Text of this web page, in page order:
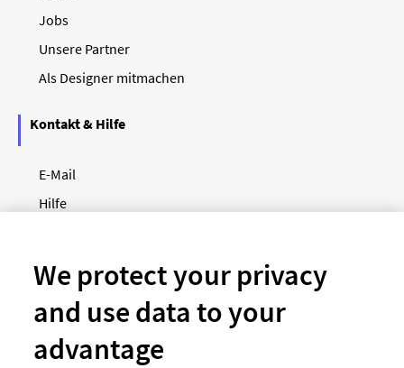
Jobs
Unsere Partner
Als Designer mitmachen
Kontakt & Hilfe
E-Mail
Hilfe
Unsere Zahlungsarten
We protect your privacy
and use data to your
advantage